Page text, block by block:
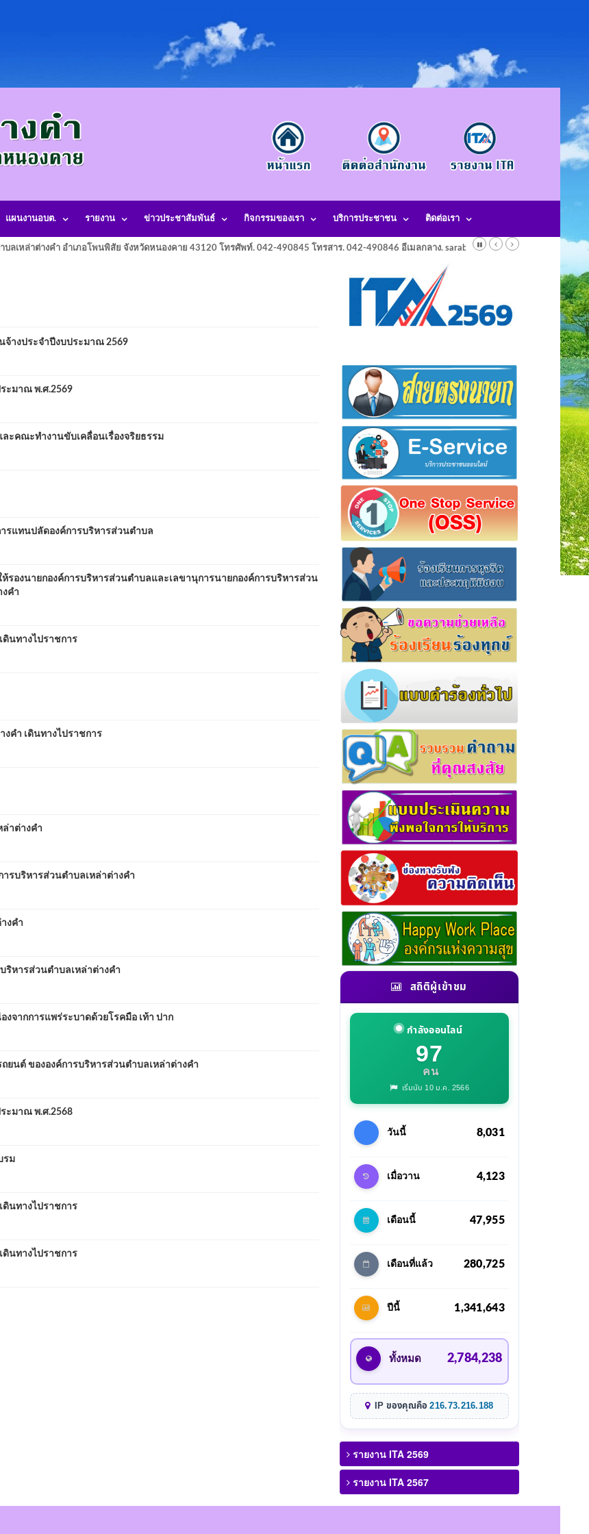
แผนงานอบต. รายงาน ข่าวประชาสัมพันธ์ กิจกรรมของเรา บริการประชาชน ติดต่อเรา
บลเหล่าต่างคำ อำเภอโพนพิสัย จังหวัดหนองคาย 43120 โทรศัพท์. 042-490845 โทรสาร. 042-490846 อีเมลกลาง. saraban@laotangkham.go.th
จ้างประจำปีงบประมาณ 2569
ะมาณ พ.ศ.2569
ะคณะทำงานขับเคลื่อนเรื่องจริยธรรม
รแทนปลัดองค์การบริหารส่วนตำบล
องนายกองค์การบริหารส่วนตำบลและเลขานุการนายกองค์การบริหารส่วน
คำ
นทางไปราชการ
คำ เดินทางไปราชการ
าต่างคำ
รบริหารส่วนตำบลเหล่าต่างคำ
งคำ
หารส่วนตำบลเหล่าต่างคำ
จากการแพร่ระบาดด้วยโรคมือ เท้า ปาก
ยนต์ ขององค์การบริหารส่วนตำบลเหล่าต่างคำ
ะมาณ พ.ศ.2568
รม
นทางไปราชการ
นทางไปราชการ
สถิติผู้เข้าชม
กำลังออนไลน์
97
คน
เริ่มนับ 10 ม.ค. 2566
วันนี้ 8,031
เมื่อวาน 4,123
เดือนนี้ 47,955
เดือนที่แล้ว 280,725
ปีนี้ 1,341,643
ทั้งหมด 2,784,238
IP ของคุณคือ216.73.216.188
รายงาน ITA 2569
รายงาน ITA 2567